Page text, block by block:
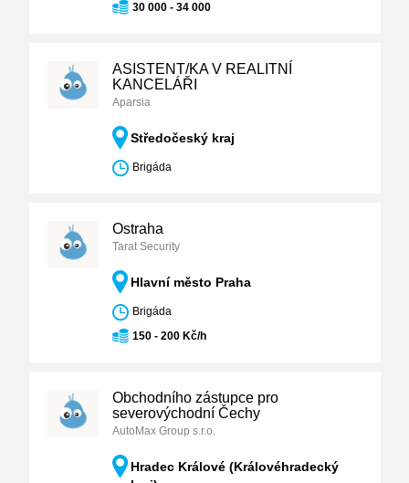
30 000 - 34 000
ASISTENT/KA V REALITNÍ
KANCELÁŘI
Aparsia
Středočeský kraj
Brigáda
Ostraha
Tarat Security
Hlavní město Praha
Brigáda
150 - 200 Kč/h
Obchodního zástupce pro
severovýchodní Čechy
AutoMax Group s.r.o.
Hradec Králové (Královéhradecký